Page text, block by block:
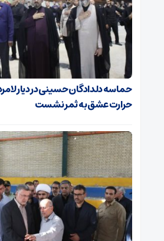
حماسه دلدادگان حسینی در دیار
حرارت عشق به ثمر نشست